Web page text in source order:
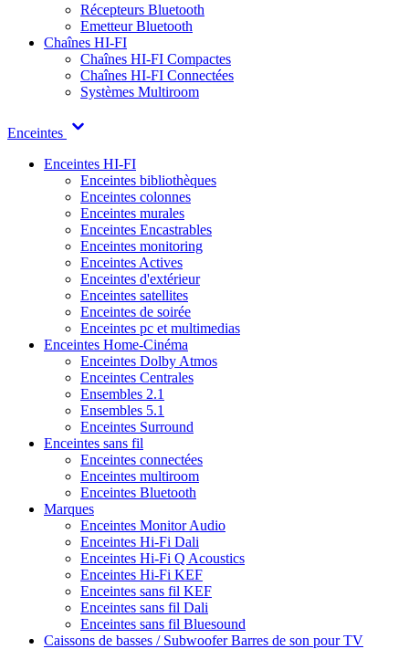
Récepteurs Bluetooth
Emetteur Bluetooth
Chaînes HI-FI
Chaînes HI-FI Compactes
Chaînes HI-FI Connectées
Systèmes Multiroom
Enceintes
Enceintes HI-FI
Enceintes bibliothèques
Enceintes colonnes
Enceintes murales
Enceintes Encastrables
Enceintes monitoring
Enceintes Actives
Enceintes d'extérieur
Enceintes satellites
Enceintes de soirée
Enceintes pc et multimedias
Enceintes Home-Cinéma
Enceintes Dolby Atmos
Enceintes Centrales
Ensembles 2.1
Ensembles 5.1
Enceintes Surround
Enceintes sans fil
Enceintes connectées
Enceintes multiroom
Enceintes Bluetooth
Marques
Enceintes Monitor Audio
Enceintes Hi-Fi Dali
Enceintes Hi-Fi Q Acoustics
Enceintes Hi-Fi KEF
Enceintes sans fil KEF
Enceintes sans fil Dali
Enceintes sans fil Bluesound
Caissons de basses / SubwooferBarres de son pour TV